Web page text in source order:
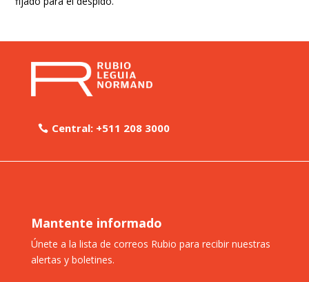
Central: +511 208 3000
Mantente informado
Únete a la lista de correos Rubio para recibir nuestras
alertas y boletines.